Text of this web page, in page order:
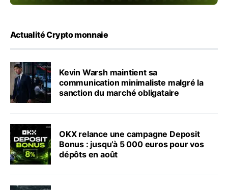
Actualité Crypto monnaie
Kevin Warsh maintient sa
communication minimaliste malgré la
sanction du marché obligataire
OKX relance une campagne Deposit
Bonus : jusqu’à 5 000 euros pour vos
dépôts en août